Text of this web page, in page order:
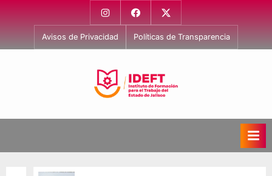
Avisos de Privacidad Políticas de Transparencia
para